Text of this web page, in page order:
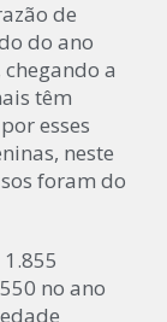
de
do ano
a
têm
esses
neste
foram do
no ano